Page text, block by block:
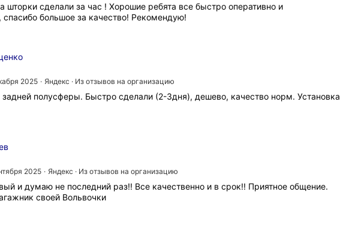
шторки сделали за час ! Хорошие ребята все быстро оперативно и
спасибо большое за качество! Рекомендую!
2025
Яндекс · Из отзывов на организацию
полусферы. Быстро сделали (2-3дня), дешево, качество норм. Установка
2025
Яндекс · Из отзывов на организацию
и думаю не последний раз!! Все качественно и в срок!! Приятное общение.
своей Вольвочки